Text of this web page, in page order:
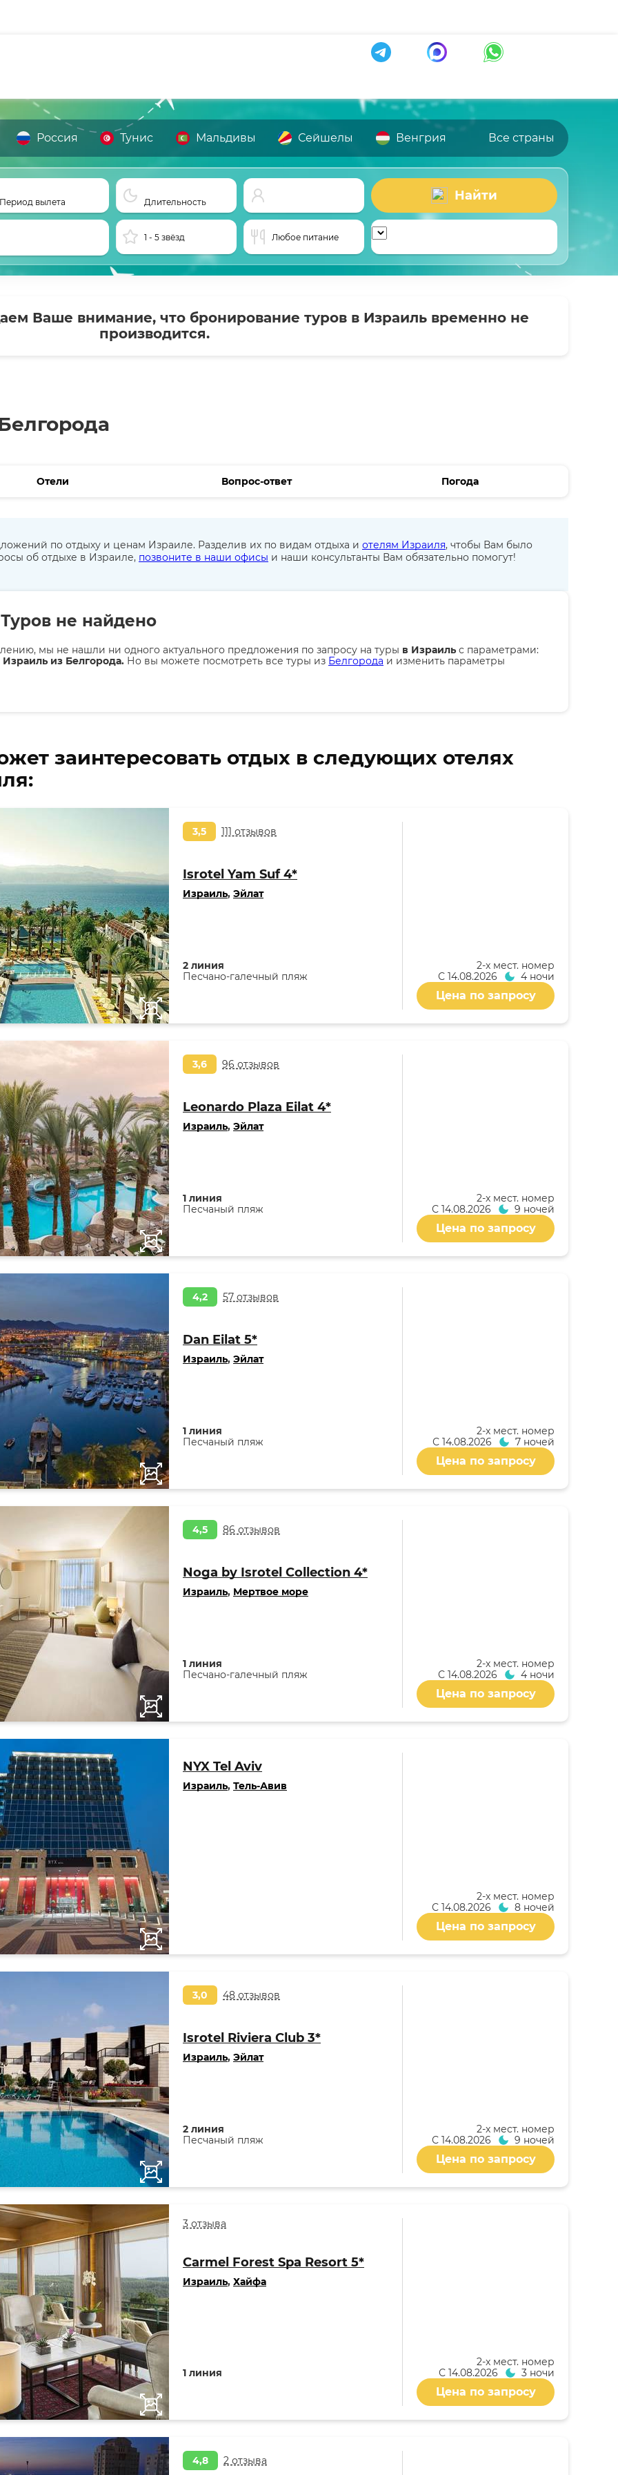
Россия Тунис Мальдивы Сейшелы Венгрия Все страны
Период вылета Длительность Найти
1 - 5 звёзд Любое питание
Ваше внимание, что бронирование туров в Израиль временно не
производится.
Отели Вопрос-ответ Погода
по отдыху и ценам Израиле. Разделив их по видам отдыха и отелям Израиля, чтобы Вам было
об отдыхе в Израиле, позвоните в наши офисы и наши консультанты Вам обязательно помогут!
Туров не найдено
мы не нашли ни одного актуального предложения по запросу на туры в Израиль с параметрами:
из Белгорода. Но вы можете посмотреть все туры из Белгорода и изменить параметры
заинтересовать отдых в следующих отелях
3,5 111 отзывов
Isrotel Yam Suf 4*
Израиль, Эйлат
2 линия
Песчано-галечный пляж
2-x мест. номер
С 14.08.2026 4 ночи
Цена по запросу
3,6 96 отзывов
Leonardo Plaza Eilat 4*
Израиль, Эйлат
1 линия
Песчаный пляж
2-x мест. номер
С 14.08.2026 9 ночей
Цена по запросу
4,2 57 отзывов
Dan Eilat 5*
Израиль, Эйлат
1 линия
Песчаный пляж
2-x мест. номер
С 14.08.2026 7 ночей
Цена по запросу
4,5 86 отзывов
Noga by Isrotel Collection 4*
Израиль, Мертвое море
1 линия
Песчано-галечный пляж
2-x мест. номер
С 14.08.2026 4 ночи
Цена по запросу
NYX Tel Aviv
Израиль, Тель-Авив
2-x мест. номер
С 14.08.2026 8 ночей
Цена по запросу
3,0 48 отзывов
Isrotel Riviera Club 3*
Израиль, Эйлат
2 линия
Песчаный пляж
2-x мест. номер
С 14.08.2026 9 ночей
Цена по запросу
3 отзыва
Carmel Forest Spa Resort 5*
Израиль, Хайфа
1 линия
2-x мест. номер
С 14.08.2026 3 ночи
Цена по запросу
4,8 2 отзыва